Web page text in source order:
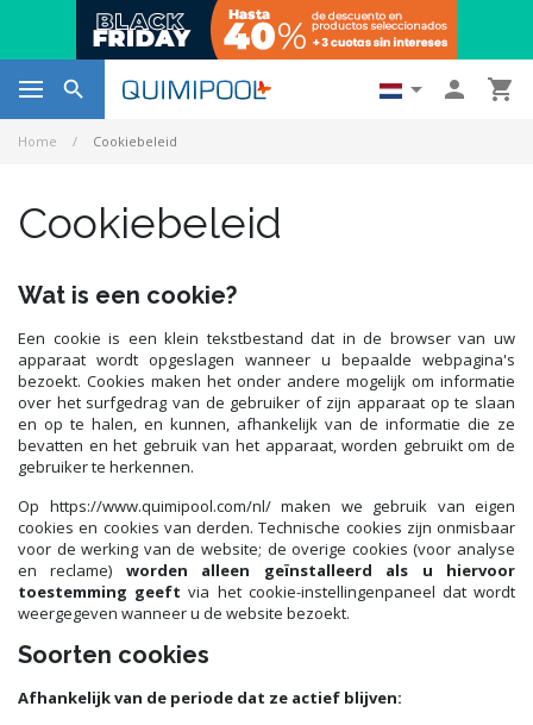
   
Home Cookiebeleid
Cookiebeleid
Wat is een cookie?
Een cookie is een klein tekstbestand dat in de browser van uw
apparaat wordt opgeslagen wanneer u bepaalde webpagina's
bezoekt. Cookies maken het onder andere mogelijk om informatie
over het surfgedrag van de gebruiker of zijn apparaat op te slaan
en op te halen, en kunnen, afhankelijk van de informatie die ze
bevatten en het gebruik van het apparaat, worden gebruikt om de
gebruiker te herkennen.
Op https://www.quimipool.com/nl/ maken we gebruik van eigen
cookies en cookies van derden. Technische cookies zijn onmisbaar
voor de werking van de website; de overige cookies (voor analyse
en reclame) worden alleen geïnstalleerd als u hiervoor
toestemming geeft via het cookie-instellingenpaneel dat wordt
weergegeven wanneer u de website bezoekt.
Soorten cookies
Afhankelijk van de periode dat ze actief blijven: